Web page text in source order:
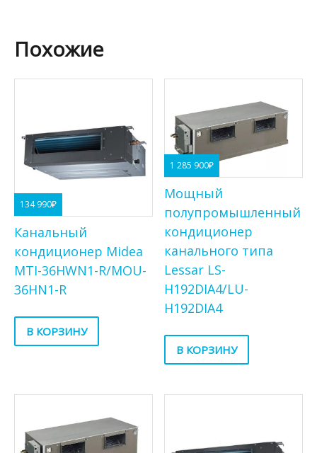
Похожие
134 990₽
Канальный
кондиционер Midea
MTI-36HWN1-R/MOU-
36HN1-R
В КОРЗИНУ
1 285 900₽
Мощный
полупромышленный
кондиционер
канального типа
Lessar LS-
H192DIA4/LU-
H192DIA4
В КОРЗИНУ